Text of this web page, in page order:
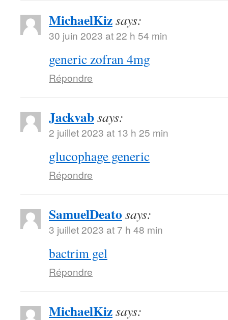
MichaelKizsays:
30 juin 2023 at 22 h 54 min
generic zofran 4mg
Répondre
Jackvabsays:
2 juillet 2023 at 13 h 25 min
glucophage generic
Répondre
SamuelDeato says:
3 juillet 2023 at 7 h 48 min
bactrim gel
Répondre
MichaelKizsays: